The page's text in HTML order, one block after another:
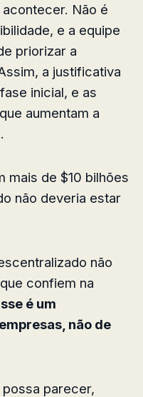
Não é
e a equipe
priorizar a
a justificativa
inicial, e as
aumentam a
mais de $10 bilhões
não deveria estar
não
confiem na
é um
não de
parecer,